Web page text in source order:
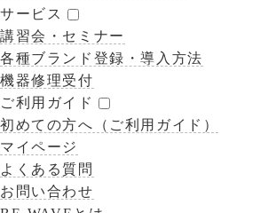
サービス
講習会・セミナー
各種ブランド登録・導入方法
機器修理受付
ご利用ガイド
初めての方へ（ご利用ガイド）
マイページ
よくある質問
お問い合わせ